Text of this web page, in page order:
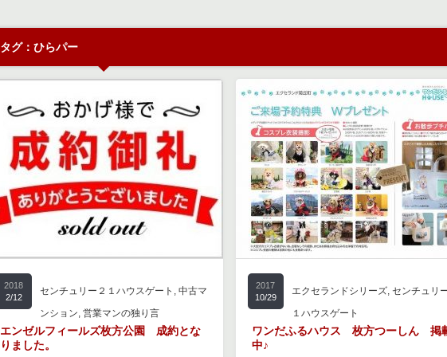
タグ：ひらパー
2018
2/12
センチュリー２１ハウスゲート , 中古マ
ンション, 営業マンの独り言
エンゼルフィールズ枚方公園 成約とな
りました。
2017
10/29
エクセランドシリーズ, センチュリ
１ハウスゲート
ワンだふるハウス 枚方つーしん 掲
中♪